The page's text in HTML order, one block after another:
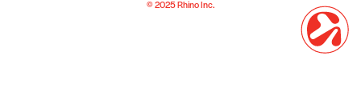
© 2025 Rhino Inc.